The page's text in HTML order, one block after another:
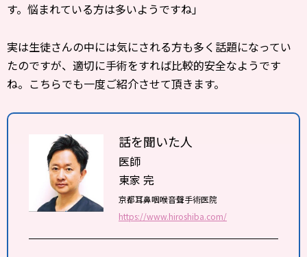
す。悩まれている方は多いようですね」
実は生徒さんの中には気にされる方も多く話題になってい
たのですが、適切に手術をすれば比較的安全なようです
ね。こちらでも一度ご紹介させて頂きます。
話を聞いた人
医師
東家 完
京都耳鼻咽喉音聲手術医院
https://www.hiroshiba.com/